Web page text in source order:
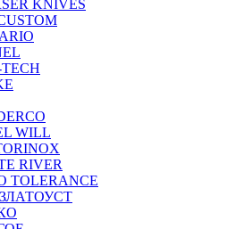
KNIVES
WILL
RIVER
TOLERANCE